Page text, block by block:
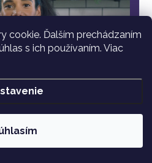
cookie. Ďalším prechádzaním
s ich používaním. Viac